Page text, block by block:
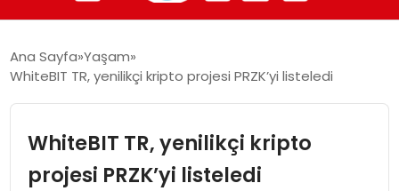
YAŞAM
SAĞLIK
Ana Sayfa Yaşam
WhiteBIT TR, yenilikçi kripto projesi PRZK’yi listeledi
WhiteBIT TR, yenilikçi kripto
projesi PRZK’yi listeledi